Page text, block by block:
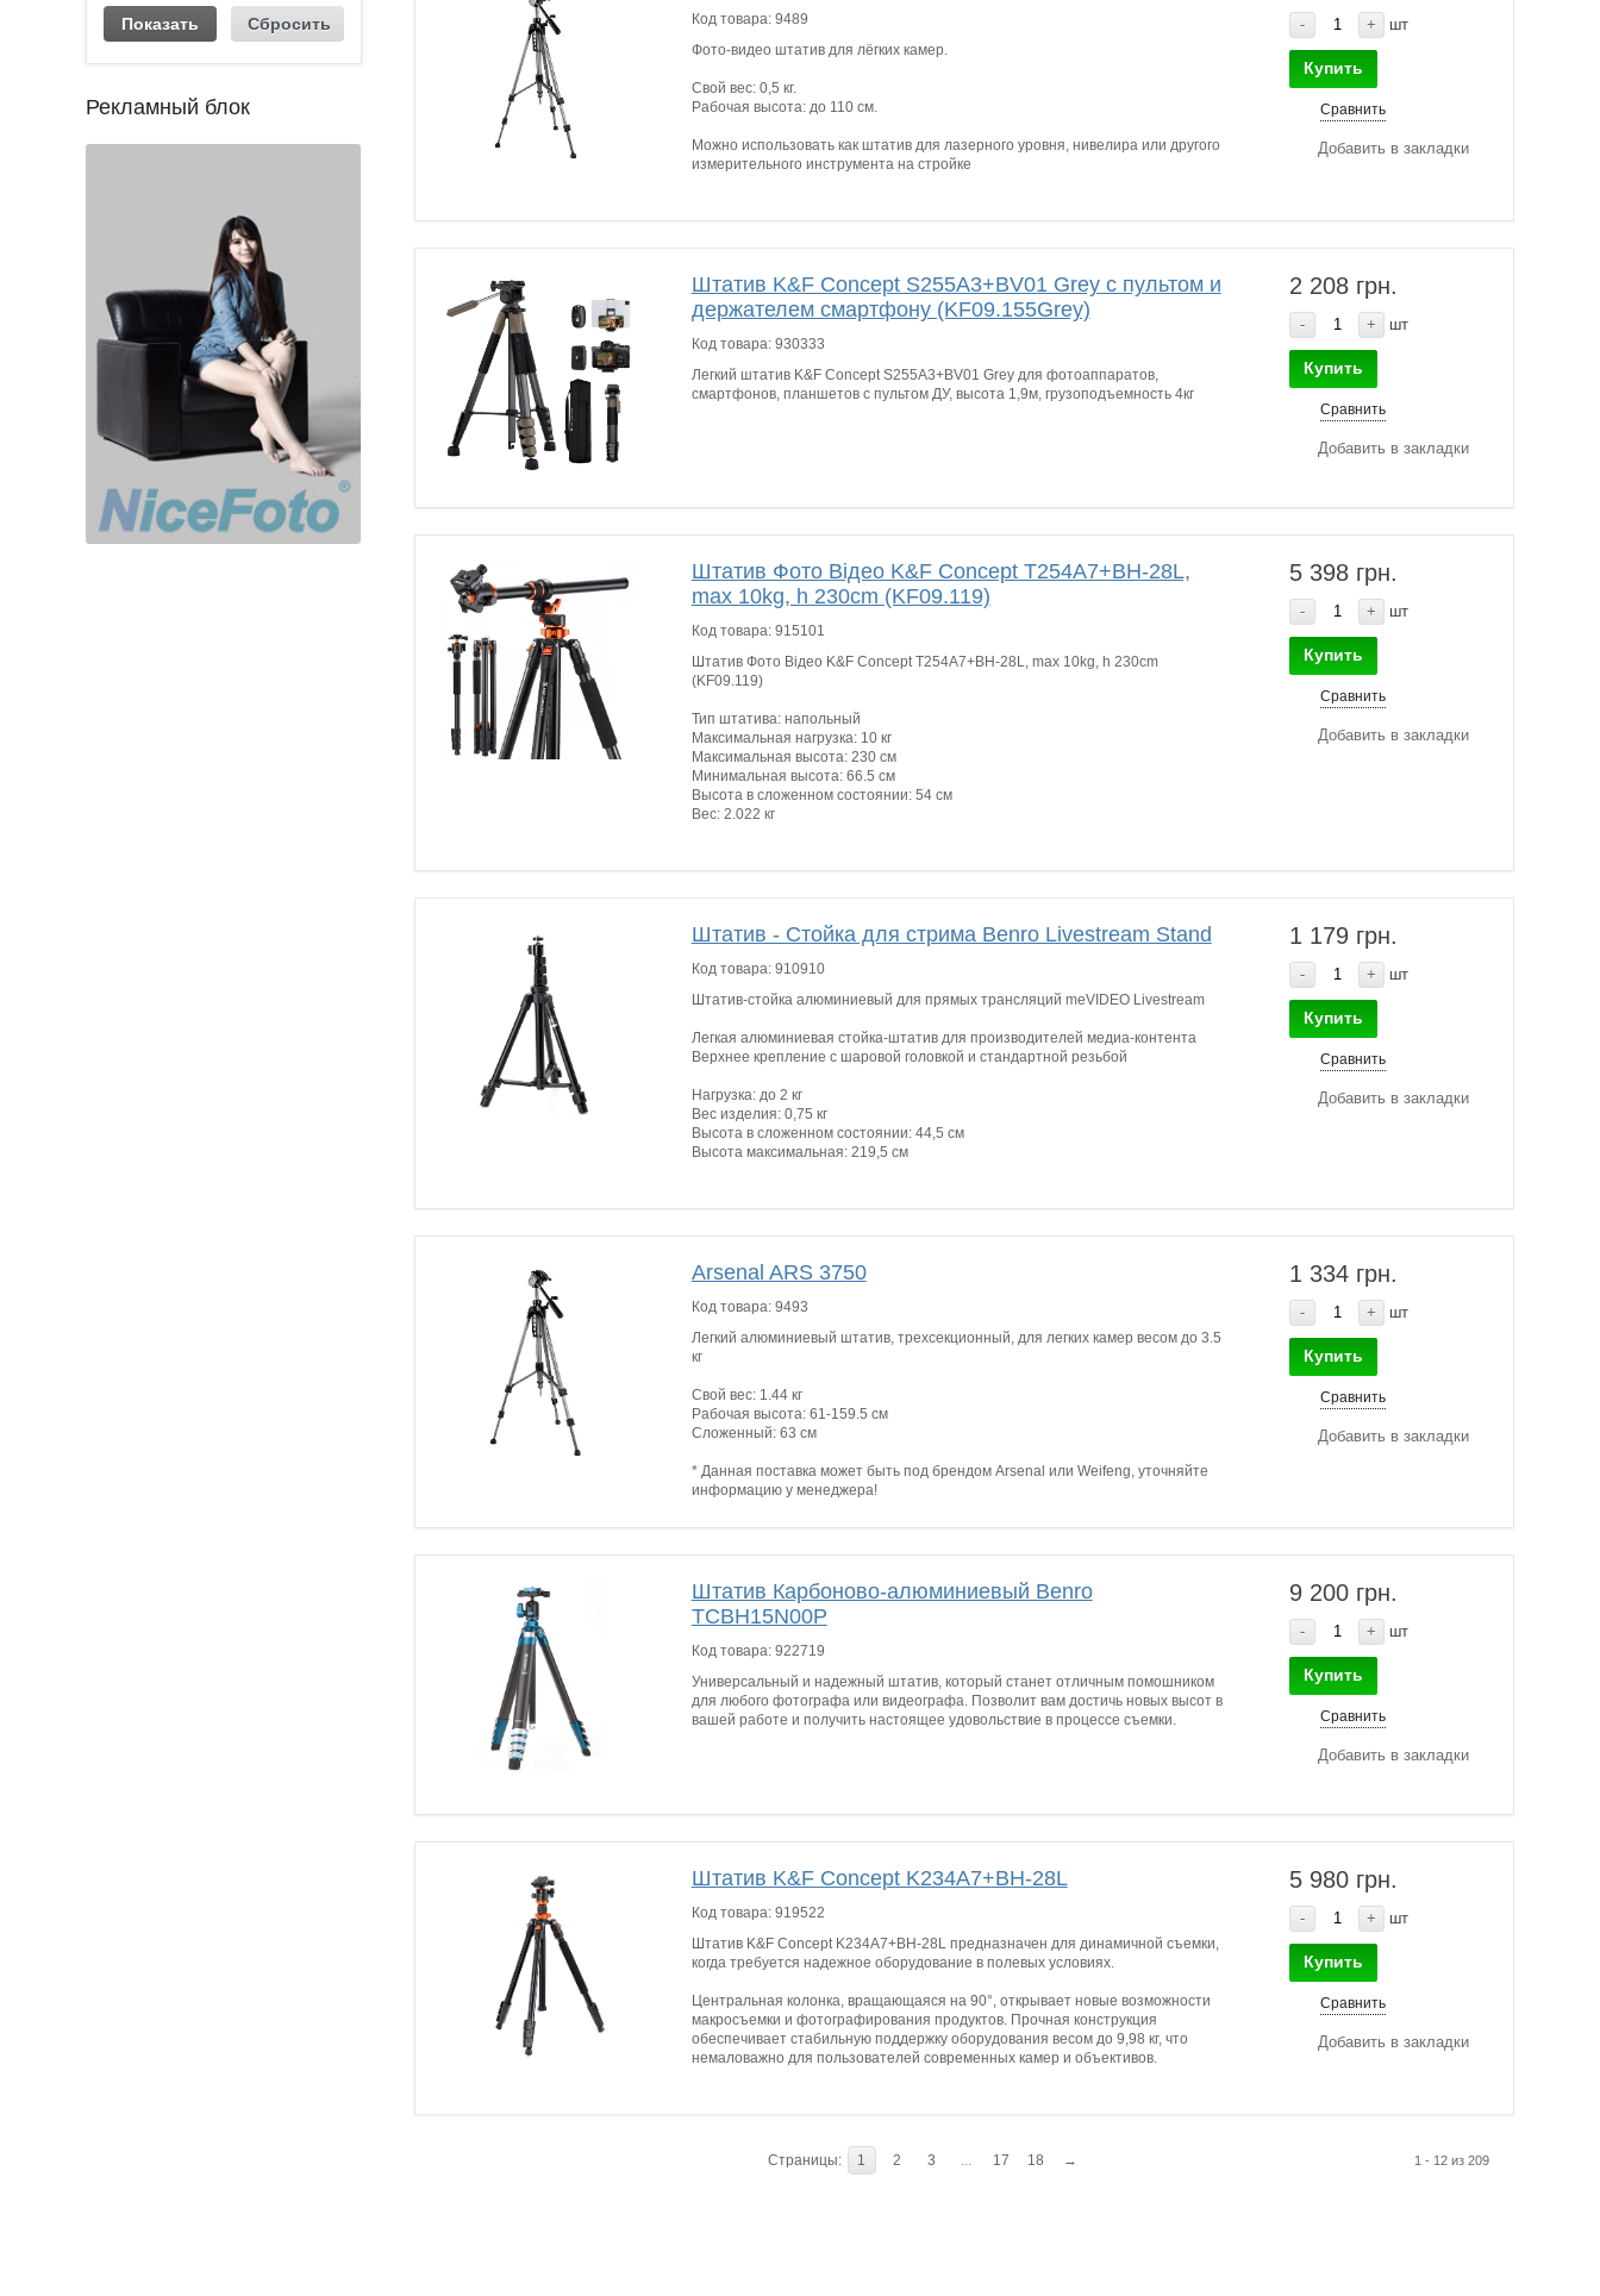
1 2 3 4
Рекламный блок
Код товара: 9489
Фото-видео штатив для лёгких камер.
Свой вес: 0,5 кг.
Рабочая высота: до 110 см.
Можно использовать как штатив для лазерного уровня, нивелира или другого
измерительного инструмента на стройке
- + шт
Купить
Сравнить
Добавить в закладки
Штатив K&F Concept S255A3+BV01 Grey с пультом и
держателем смартфону (KF09.155Grey)
Код товара: 930333
Легкий штатив K&F Concept S255A3+BV01 Grey для фотоаппаратов,
смартфонов, планшетов с пультом ДУ, высота 1,9м, грузоподъемность 4кг
2 208 грн.
- + шт
Купить
Сравнить
Добавить в закладки
Штатив Фото Відео K&F Concept T254A7+BH-28L,
max 10kg, h 230cm (KF09.119)
Код товара: 915101
Штатив Фото Відео K&F Concept T254A7+BH-28L, max 10kg, h 230cm
(KF09.119)
Тип штатива: напольный
Максимальная нагрузка: 10 кг
Максимальная высота: 230 см
Минимальная высота: 66.5 см
Высота в сложенном состоянии: 54 см
Вес: 2.022 кг
5 398 грн.
- + шт
Купить
Сравнить
Добавить в закладки
Штатив - Стойка для стрима Benro Livestream Stand
Код товара: 910910
Штатив-стойка алюминиевый для прямых трансляций meVIDEO Livestream
Легкая алюминиевая стойка-штатив для производителей медиа-контента
Верхнее крепление с шаровой головкой и стандартной резьбой
Нагрузка: до 2 кг
Вес изделия: 0,75 кг
Высота в сложенном состоянии: 44,5 см
Высота максимальная: 219,5 см
1 179 грн.
- + шт
Купить
Сравнить
Добавить в закладки
Arsenal ARS 3750
Код товара: 9493
Легкий алюминиевый штатив, трехсекционный, для легких камер весом до 3.5
кг
Свой вес: 1.44 кг
Рабочая высота: 61-159.5 см
Сложенный: 63 см
* Данная поставка может быть под брендом Arsenal или Weifeng, уточняйте
информацию у менеджера!
1 334 грн.
- + шт
Купить
Сравнить
Добавить в закладки
Штатив Карбоново-алюминиевый Benro
TCBH15N00P
Код товара: 922719
Универсальный и надежный штатив, который станет отличным помошником
для любого фотографа или видеографа. Позволит вам достичь новых высот в
вашей работе и получить настоящее удовольствие в процессе съемки.
9 200 грн.
- + шт
Купить
Сравнить
Добавить в закладки
Штатив K&F Concept K234A7+BH-28L
Код товара: 919522
Штатив K&F Concept K234A7+BH-28L предназначен для динамичной съемки,
когда требуется надежное оборудование в полевых условиях.
Центральная колонка, вращающаяся на 90°, открывает новые возможности
макросъемки и фотографирования продуктов. Прочная конструкция
обеспечивает стабильную поддержку оборудования весом до 9,98 кг, что
немаловажно для пользователей современных камер и объективов.
5 980 грн.
- + шт
Купить
Сравнить
Добавить в закладки
1 - 12 из 209
Страницы: 1 2 3 ... 17 18 →